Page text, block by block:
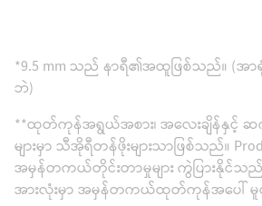
*9.5 mm သည် နာရီ၏အထူဖြစ်သည်။ (အာ
ဘဲ)
**ထုတ်ကုန်အရွယ်အစား၊ အလေးချိန်နှင့်
များမှာ သီအိုရီတန်ဖိုးများသာဖြစ်သည်။
အမှန်တကယ်တိုင်းတာမှုများ ကွဲပြားနိုင်
အားလုံးမှာ အမှန်တကယ်ထုတ်ကုန်အပေါ်